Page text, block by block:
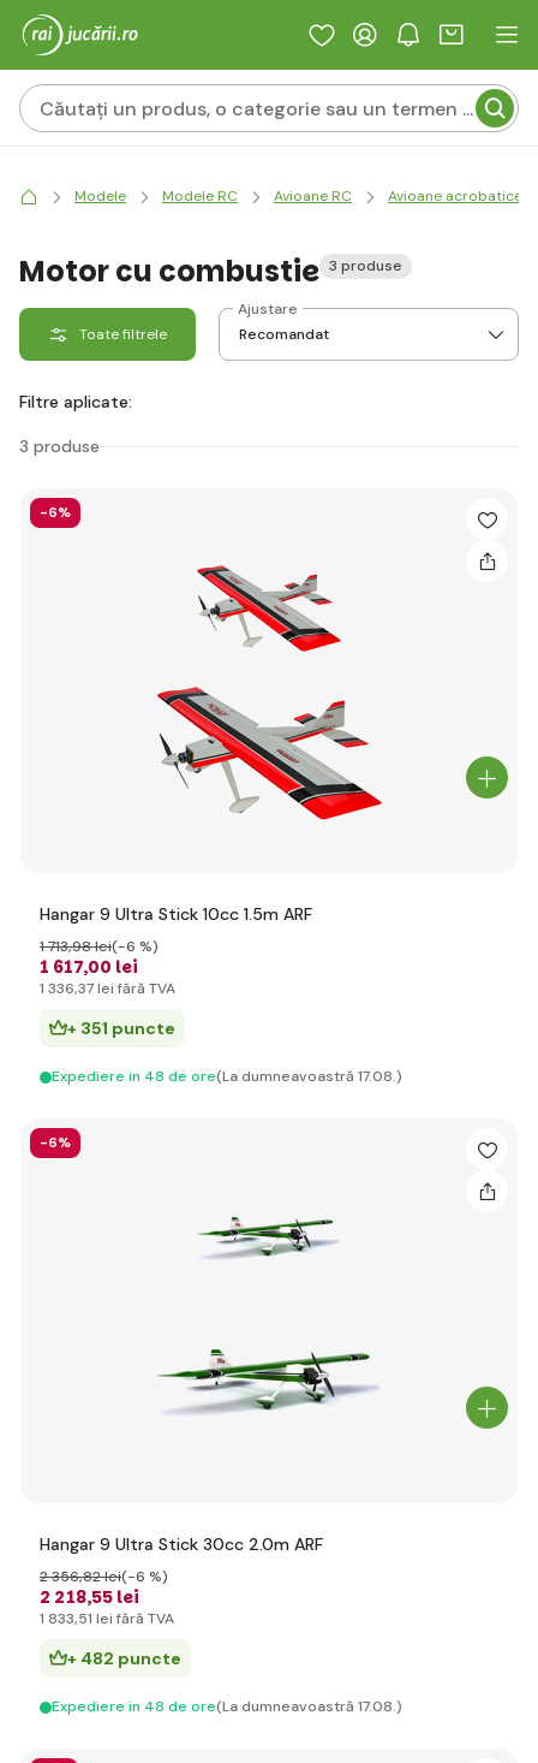
Modele Modele RC Avioane RC Avioane acrobatice
Motor cu combustie 3 produse
Toate filtrele
Ajustare
Filtre aplicate:
3 produse
-6%
Hangar 9 Ultra Stick 10cc 1.5m ARF
1 617,00 lei
1 713,98 lei(-6 %)
1 336,37 lei fără TVA
+ 351 puncte
Expediere in 48 de ore(La dumneavoastră 17.08.)
-6%
Hangar 9 Ultra Stick 30cc 2.0m ARF
2 218,55 lei
2 356,82 lei(-6 %)
1 833,51 lei fără TVA
+ 482 puncte
Expediere in 48 de ore(La dumneavoastră 17.08.)